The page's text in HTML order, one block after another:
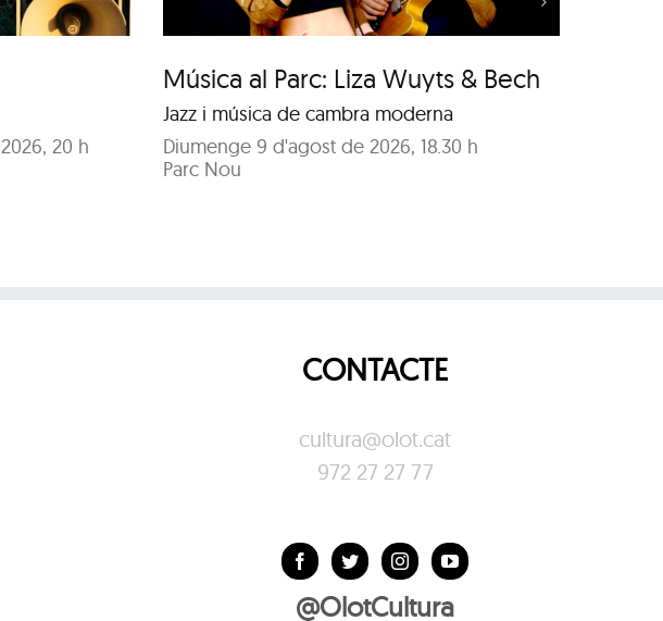
20 h
Música al Parc: Liza Wuyts & Bech
Jazz i música de cambra moderna
Diumenge 9 d'agost de 2026, 18.30 h
Parc Nou
CONTACTE
cultura@olot.cat
972 27 27 77
@OlotCultura